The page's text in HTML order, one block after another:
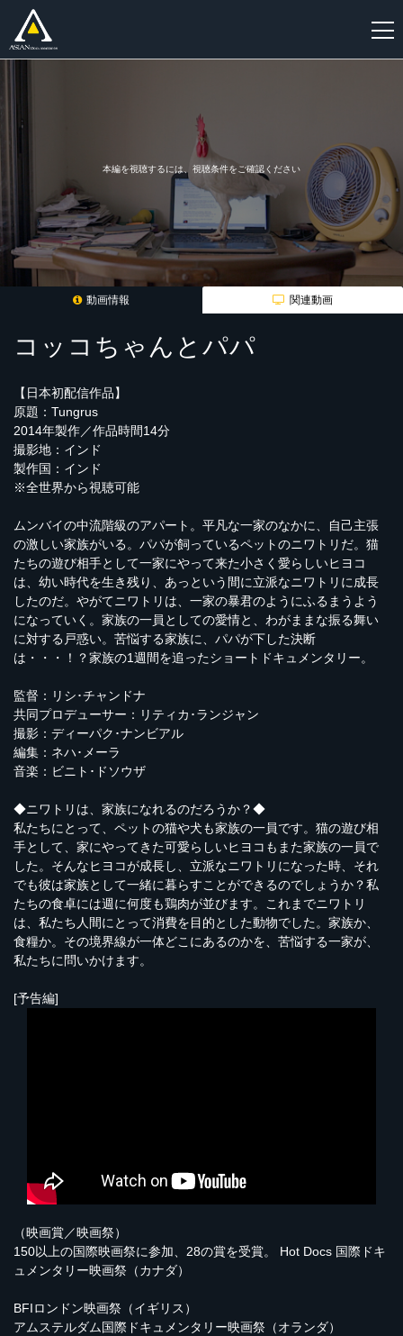
本編を視聴するには、視聴条件をご確認ください
動画情報 関連動画
コッコちゃんとパパ
【日本初配信作品】
原題：Tungrus
2014年製作／作品時間14分
撮影地：インド
製作国：インド
※全世界から視聴可能
ムンバイの中流階級のアパート。平凡な一家のなかに、自己主張
の激しい家族がいる。パパが飼っているペットのニワトリだ。猫
たちの遊び相手として一家にやって来た小さく愛らしいヒヨコ
は、幼い時代を生き残り、あっという間に立派なニワトリに成長
したのだ。やがてニワトリは、一家の暴君のようにふるまうよう
になっていく。家族の一員としての愛情と、わがままな振る舞い
に対する戸惑い。苦悩する家族に、パパが下した決断
は・・・！？家族の1週間を追ったショートドキュメンタリー。
監督：リシ･チャンドナ
共同プロデューサー：リティカ･ランジャン
撮影：ディーパク･ナンビアル
編集：ネハ･メーラ
音楽：ビニト･ドソウザ
◆ニワトリは、家族になれるのだろうか？◆
私たちにとって、ペットの猫や犬も家族の一員です。猫の遊び相
手として、家にやってきた可愛らしいヒヨコもまた家族の一員で
した。そんなヒヨコが成長し、立派なニワトリになった時、それ
でも彼は家族として一緒に暮らすことができるのでしょうか？私
たちの食卓には週に何度も鶏肉が並びます。これまでニワトリ
は、私たち人間にとって消費を目的とした動物でした。家族か、
食糧か。その境界線が一体どこにあるのかを、苦悩する一家が、
私たちに問いかけます。
[予告編]
（映画賞／映画祭）
150以上の国際映画祭に参加、28の賞を受賞。 Hot Docs 国際ドキ
ュメンタリー映画祭（カナダ）
BFIロンドン映画祭（イギリス）
アムステルダム国際ドキュメンタリー映画祭（オランダ）